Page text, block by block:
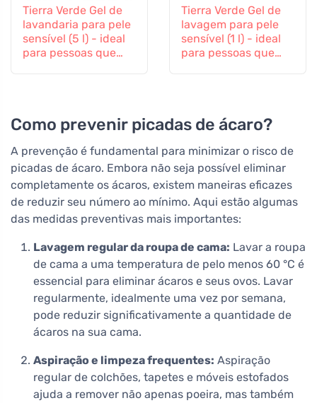
Tierra Verde Gel de
lavandaria para pele
sensível (5 l) - ideal
para pessoas que
Tierra Verde Gel de
lavagem para pele
sensível (1 l) - ideal
para pessoas que
Como prevenir picadas de ácaro?
A prevenção é fundamental para minimizar o risco de
picadas de ácaro. Embora não seja possível eliminar
completamente os ácaros, existem maneiras eficazes
de reduzir seu número ao mínimo. Aqui estão algumas
das medidas preventivas mais importantes:
Lavagem regular da roupa de cama: Lavar a roupa
de cama a uma temperatura de pelo menos 60 °C é
essencial para eliminar ácaros e seus ovos. Lavar
regularmente, idealmente uma vez por semana,
pode reduzir significativamente a quantidade de
ácaros na sua cama.
Aspiração e limpeza frequentes: Aspiração
regular de colchões, tapetes e móveis estofados
ajuda a remover não apenas poeira, mas também